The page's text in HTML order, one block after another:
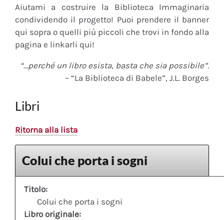
Aiutami a costruire la Biblioteca Immaginaria
condividendo il progetto! Puoi prendere il banner
qui sopra o quelli più piccoli che trovi in fondo alla
pagina e linkarli qui!
“…perché un libro esista, basta che sia possibile”.
– “La Biblioteca di Babele”, J.L. Borges
Libri
Ritorna alla lista
Colui che porta i sogni
Titolo:
Colui che porta i sogni
Libro originale: